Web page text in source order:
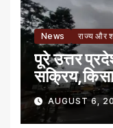
News राज्य और
पूरे उत्तर
AUGUST 6,